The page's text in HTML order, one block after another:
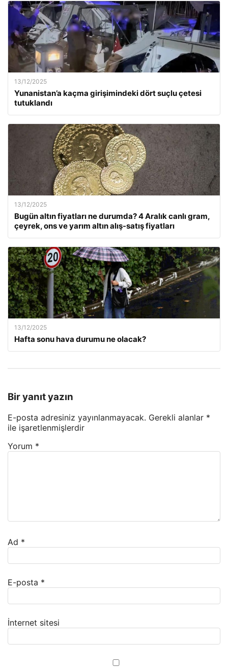
13/12/2025
Yunanistan’a kaçma girişimindeki dört suçlu çetesi
tutuklandı
13/12/2025
Bugün altın fiyatları ne durumda? 4 Aralık canlı gram,
çeyrek, ons ve yarım altın alış-satış fiyatları
13/12/2025
Hafta sonu hava durumu ne olacak?
Bir yanıt yazın
E-posta adresiniz yayınlanmayacak. Gerekli alanlar *
ile işaretlenmişlerdir
Yorum *
Ad *
E-posta *
İnternet sitesi